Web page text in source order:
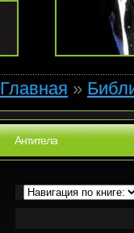
Главная »
Антитела